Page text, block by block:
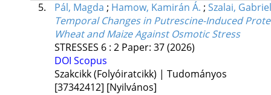
5.
Pál, Magda ; Hamow, Kamirán Á. ; Szalai,
Temporal Changes in Putrescine-Induced
Wheat and Maize Against Osmotic Stress
STRESSES 6: 2 Paper: 37(2026)
DOI Scopus
Szakcikk (Folyóiratcikk) | Tudományos
[37342412] [Nyilvános]